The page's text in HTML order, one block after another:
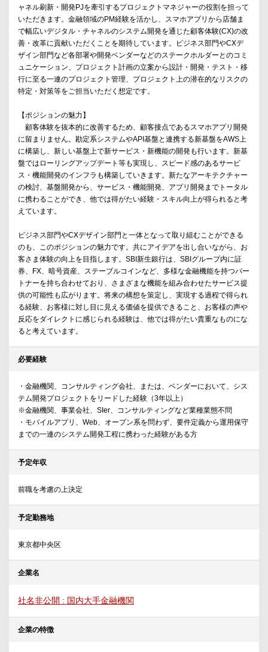
ャネル刷新・開発PJを牽引するプロジェクトマネジャーの役割を担って
いただきます。金融領域のPM経験を活かし、スマホアプリから店舗ま
で幅広いデジタル・チャネルのシステム開発を通じた顧客体験(CX)の改
善・改革に貢献いただくことを期待しています。ビジネス部門やCXデ
ザイン部門など各部署や開発ベンダーなどのステークホルダーとのコミ
ュニケーション、プロジェクト計画の立案から設計・開発・テスト・移
行に至る一連のプロジェクト管理、プロジェクト上の潜在的なリスクの
特定・対策等をご担当いただく想定です。
【ポジションの魅力】
顧客体験を抜本的に改善するため、顧客接点であるスマホアプリ開発
に留まりません。勘定系システムやAPI基盤と連携する新基盤をAWS上
に構築し、新しい基盤上で新サービス・新機能の開発も行います。新基
盤ではローリングアップデート等も実現し、スピード感のあるサービ
ス・機能開発のインフラも構築していきます。新たなアーキテクチャー
の検討、基盤開発から、サービス・機能開発、アプリ開発までトータル
に携わることができ、他では得がたい経験・スキル向上が得られると考
えています。
ビジネス部門やCXデザイン部門と一体となって取り組むことができる
のも、このポジションの魅力です。共にアイデアを出し合いながら、お
客さま体験の向上を目指します。SBI新生銀行は、SBIグループ内に証
券、FX、暗号資産、ステーブルコインなど、多様な金融機能を持つパー
トナーを持ち合わせており、さまざまな機能を組み合わせたサービス提
供の可能性も広がります。将来の構想を策定し、実現する過程で得られ
る経験、お客様に対し目に見える価値を提供できること、お客様の声や
反応をダイレクトに感じられる経験は、他では得がたい貴重なものにな
ると考えています。
必要経験
・金融機関、コンサルティング会社、または、ベンダーにおいて、シス
テム開発プロジェクトをリードした経験（3年以上）
※金融機関、事業会社、SIer、コンサルティングなど業種業態不問
・モバイルアプリ、Web、オープン系を問わず、要件定義から運用保守
までの一連のシステム開発工程に携わった経験がある方
予定年収
前職を考慮の上決定
予定勤務地
東京都中央区
企業名
社名非公開 : 国内大手金融機関
企業の特徴